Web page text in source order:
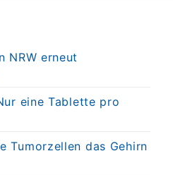
NRW erneut
eine Tablette pro
Tumorzellen das Gehirn